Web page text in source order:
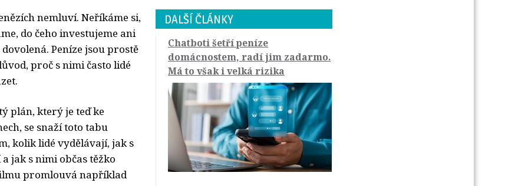
DALŠÍ ČLÁNKY
Chatboti šetří peníze
domácnostem, radí jim zadarmo.
Má to však i velká rizika
nemluví. Neříkáme si,
do čeho investujeme ani
Peníze jsou prostě
proč s nimi často lidé
plán, který je teď ke
se snaží toto tabu
kolik lidé vydělávají, jak s
jak s nimi občas těžko
promlouvá například